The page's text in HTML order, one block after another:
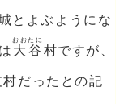
とよぶようにな
大谷
おおたに
村ですが、
村だったとの記